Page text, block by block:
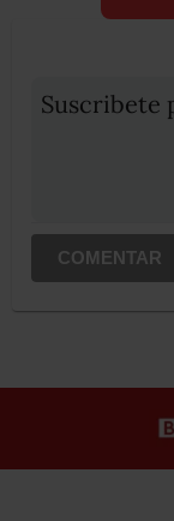
Suscribete
COMENTAR